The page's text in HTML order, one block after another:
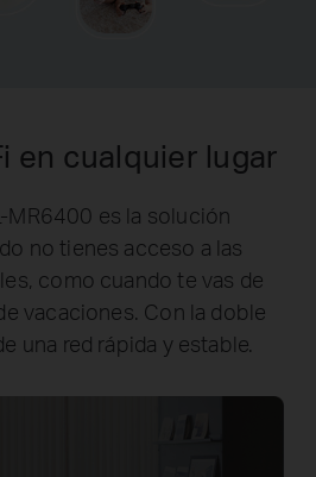
en cualquier lugar
MR6400 es la solución
no tienes acceso a las
como cuando te vas de
vacaciones. Con la doble
una red rápida y estable.